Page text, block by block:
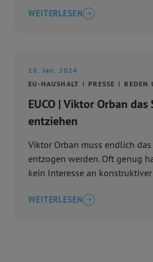
WEITERLESEN
18. Jan. 2024
EU-HAUSHALT
PRESSE REDEN
EUCO | Viktor Orban
entziehen
Viktor Orban muss endlich
entzogen werden. Oft genug
kein Interesse an
WEITERLESEN